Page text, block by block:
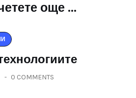
още ...
0 COMMENTS